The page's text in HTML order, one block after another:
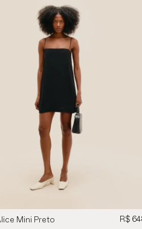
Mini Preto R$